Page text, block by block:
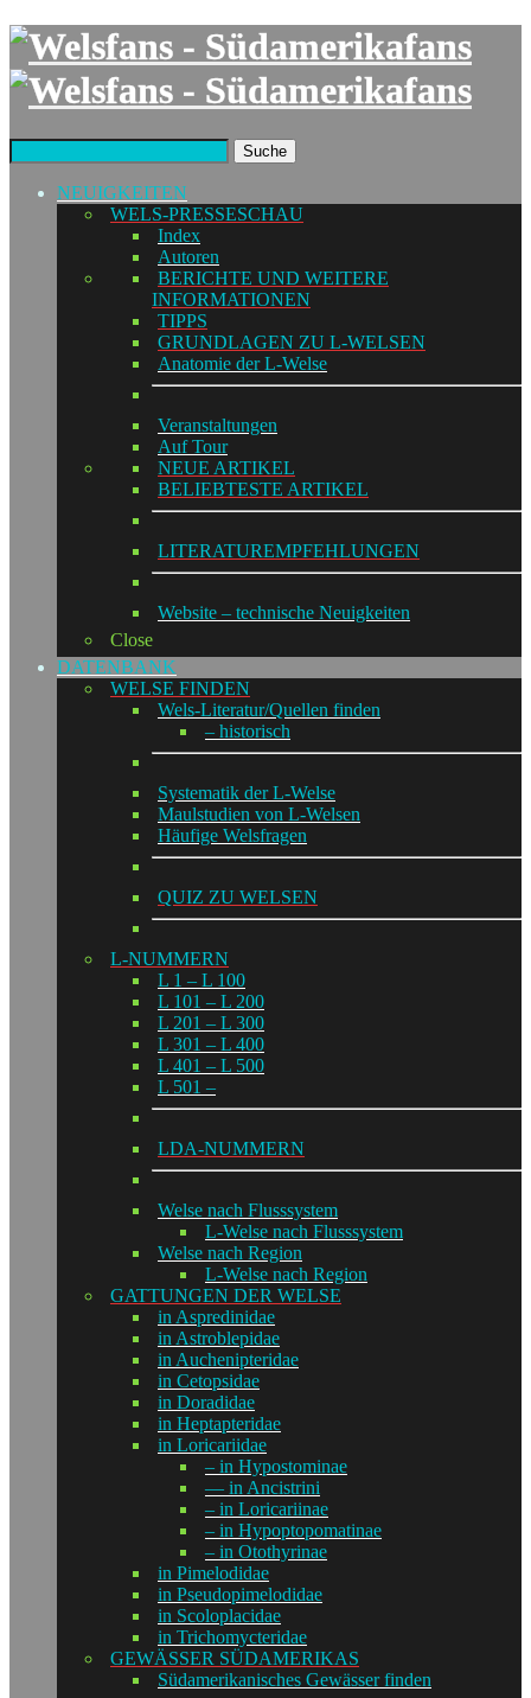
Suche
NEUIGKEITEN
WELS-PRESSESCHAU
Index
Autoren
BERICHTE UND WEITERE
INFORMATIONEN
TIPPS
GRUNDLAGEN ZU L-WELSEN
Anatomie der L-Welse
Veranstaltungen
Auf Tour
NEUE ARTIKEL
BELIEBTESTE ARTIKEL
LITERATUREMPFEHLUNGEN
Website – technische Neuigkeiten
Close
DATENBANK
WELSE FINDEN
Wels-Literatur/Quellen finden
– historisch
Systematik der L-Welse
Maulstudien von L-Welsen
Häufige Welsfragen
QUIZ ZU WELSEN
L-NUMMERN
L 1 – L 100
L 101 – L 200
L 201 – L 300
L 301 – L 400
L 401 – L 500
L 501 –
LDA-NUMMERN
Welse nach Flusssystem
L-Welse nach Flusssystem
Welse nach Region
L-Welse nach Region
GATTUNGEN DER WELSE
in Aspredinidae
in Astroblepidae
in Auchenipteridae
in Cetopsidae
in Doradidae
in Heptapteridae
in Loricariidae
– in Hypostominae
— in Ancistrini
– in Loricariinae
– in Hypoptopomatinae
– in Otothyrinae
in Pimelodidae
in Pseudopimelodidae
in Scoloplacidae
in Trichomycteridae
GEWÄSSER SÜDAMERIKAS
Südamerikanisches Gewässer finden